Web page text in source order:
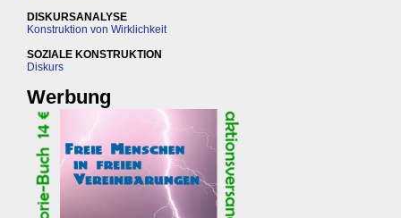
DISKURSANALYSE
Konstruktion von Wirklichkeit
SOZIALE KONSTRUKTION
Diskurs
Werbung